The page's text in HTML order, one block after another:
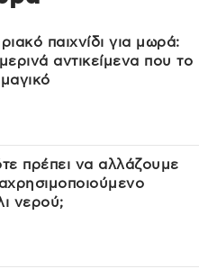
παιχνίδι για μωρά:
αντικείμενα που το
πρέπει να αλλάζουμε
νερού;